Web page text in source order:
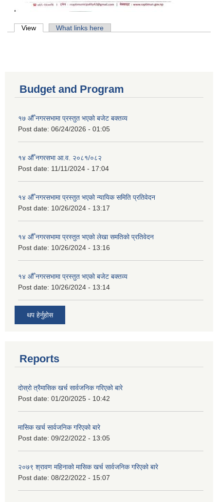
Primary tabs
View (active tab)What links here
Budget and Program
१७ औँ नगरसभामा प्रस्तुत भएको बजेट बक्तव्य
Post date: 06/24/2026 - 01:05
१४ औँ नगरसभा आ.व. २०८१/०८२
Post date: 11/11/2024 - 17:04
१४ औँ नगरसभामा प्रस्तुत भएको न्यायिक समिति प्रतिवेदन
Post date: 10/26/2024 - 13:17
१४ औँ नगरसभामा प्रस्तुत भएको लेखा समतिको प्रतिवेदन
Post date: 10/26/2024 - 13:16
१४ औँ नगरसभामा प्रस्तुत भएको बजेट बक्तव्य
Post date: 10/26/2024 - 13:14
थप हेर्नुहोस
Reports
दोस्रो त्रैमासिक खर्च सार्वजनिक गरिएको बारे
Post date: 01/20/2025 - 10:42
मासिक खर्च सार्वजनिक गरिएको बारे
Post date: 09/22/2022 - 13:05
२०७९ श्रावण महिनाको मासिक खर्च सार्वजनिक गरिएको बारे
Post date: 08/22/2022 - 15:07